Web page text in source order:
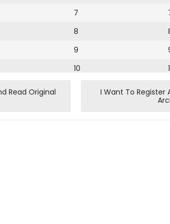
7
8
9
10
11
Read Original
I Want To Register